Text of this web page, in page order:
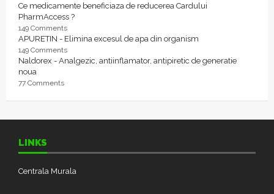
Ce medicamente beneficiaza de reducerea Cardului
PharmAccess ?
149 Comments
APURETIN - Elimina excesul de apa din organism
149 Comments
Naldorex - Analgezic, antiinflamator, antipiretic de generatie
noua
77 Comments
LINKS
Centrala Murala